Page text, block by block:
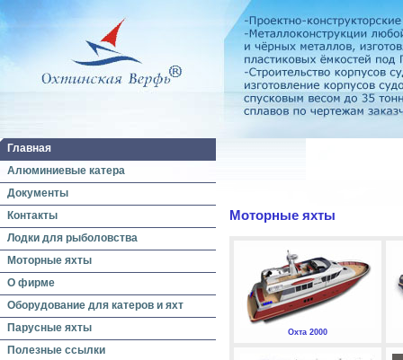
Главная
Алюминиевые катера
Документы
Контакты
Лодки для рыболовства
Моторные яхты
О фирме
Оборудование для катеров и яхт
Парусные яхты
Полезные ссылки
Моторные яхты
Охта 2000